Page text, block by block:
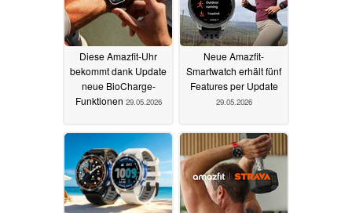
Diese Amazfit-Uhr
bekommt dank Update
neue BioCharge-
Funktionen 29.05.2026
Neue Amazfit-
Smartwatch erhält fünf
Features per Update
29.05.2026